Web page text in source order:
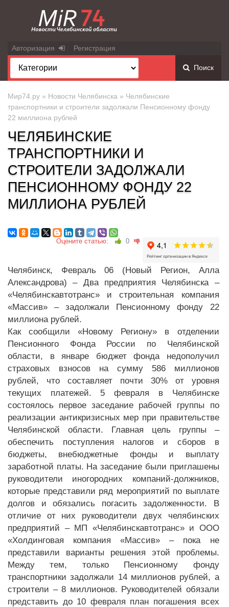
Авторизация Регистрация
Поиск
Мир74.ру » Новости Челябинска » Челябинские
транспортники и строители задолжали Пенсионному фонду
22 миллиона рублей
ЧЕЛЯБИНСКИЕ
ТРАНСПОРТНИКИ И
СТРОИТЕЛИ ЗАДОЛЖАЛИ
ПЕНСИОННОМУ ФОНДУ 22
МИЛЛИОНА РУБЛЕЙ
Оцените статью: 0
Челябинск, Февраль 06 (Новый Регион, Алла
Александрова) – Два предприятия Челябинска –
«Челябинскавтотранс» и строительная компания
«Массив» – задолжали Пенсионному фонду 22
миллиона рублей.
Как сообщили «Новому Региону» в отделении
Пенсионного Фонда России по Челябинской
области, в январе бюджет фонда недополучил
страховых взносов на сумму 586 миллионов
рублей, что составляет почти 30% от уровня
текущих платежей. 5 февраля в Челябинске
состоялось первое заседание рабочей группы по
реализации антикризисных мер при правительстве
Челябинской области. Главная цель группы –
обеспечить поступления налогов и сборов в
бюджеты, внебюджетные фонды и выплату
заработной платы. На заседание были приглашены
руководители иногородних компаний-должников,
которые представили ряд мероприятий по выплате
долгов и обязались погасить задолженности. В
отличие от них руководители двух челябинских
предприятий – МП «Челябинскавтотранс» и ООО
«Холдинговая компания «Массив» – пока не
представили варианты решения этой проблемы.
Между тем, только Пенсионному фонду
транспортники задолжали 14 миллионов рублей, а
строители – 8 миллионов. Руководителей обязали
представить до 10 февраля план погашения всех